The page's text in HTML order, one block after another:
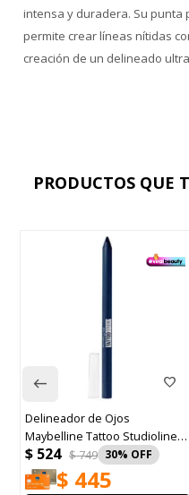
intensa y duradera. Su punta
permite crear líneas nítidas
creación de un delineado
PRODUCTOS QUE
Delineador de Ojos
Maybelline Tattoo
Intense Charcoal
$524 $ 749 30
$